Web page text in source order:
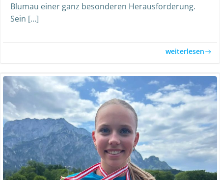
Blumau einer ganz besonderen Herausforderung.
Sein […]
weiterlesen